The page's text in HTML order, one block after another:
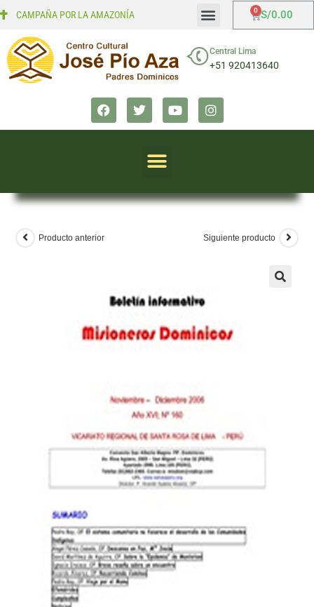
CAMPAÑA POR LA AMAZONÍA S/0.00
Central Lima
+51 920413640
Producto anterior Siguiente producto